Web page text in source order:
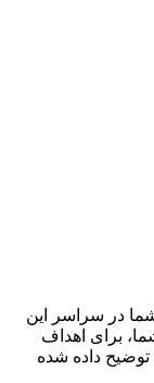
در سراسر این
برای اهداف
توضیح داده شده